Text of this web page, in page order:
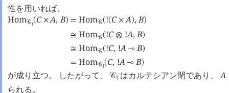
性を用いれば、
Hom󰒚!(C × A, B) = Hom󰒚( !(C × A), B)
≅ Hom󰒚( !C ⊗ !A, B)
≅ Hom󰒚( !C, !A ⊸ B)
= Hom󰒚!(C, !A ⊸ B)
が成り立つ。 したがって、󰒚! はカルテシアン閉であり、A
られる。